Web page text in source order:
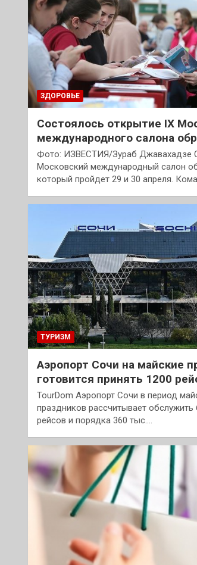
ЗДОРОВЬЕ
Состоялось открытие IX
международного салона
Фото: ИЗВЕСТИЯ/Зураб Джавахадзе
Московский международный салон
который пройдет 29 и 30 апреля.
ТУРИЗМ
Аэропорт Сочи на майские
готовится принять 1200
TourDom Аэропорт Сочи в период
праздников рассчитывает обслужить
рейсов и порядка 360 тыс.…